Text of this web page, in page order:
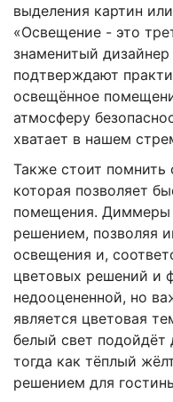
выделения картин
«Освещение - это
знаменитый
подтверждают
освещённое
атмосферу
хватает в нашем
Также стоит помнить
которая позволяет
помещения. Диммеры
решением, позволяя
освещения и,
цветовых решений и
недооцененной, но
является цветовая
белый свет подойдёт
тогда как тёплый
решением для